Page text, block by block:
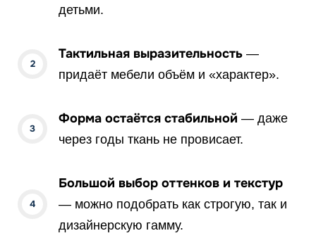
детьми.
Тактильная выразительность —
придаёт мебели объём и «характер».
Форма остаётся стабильной — даже
через годы ткань не провисает.
Большой выбор оттенков и текстур
— можно подобрать как строгую, так и
дизайнерскую гамму.